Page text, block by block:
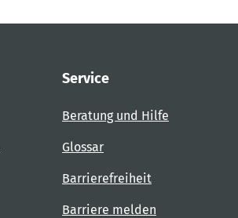
Service
Beratung und Hilfe
Glossar
Barrierefreiheit
Barriere melden